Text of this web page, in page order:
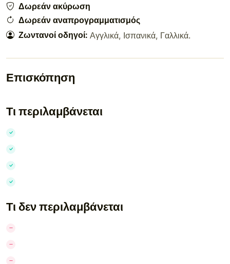
Δωρεάν ακύρωση
Δωρεάν αναπρογραμματισμός
Ζωντανοί οδηγοί: Αγγλικά, Ισπανικά, Γαλλικά.
Επισκόπηση
Τι περιλαμβάνεται
Τι δεν περιλαμβάνεται